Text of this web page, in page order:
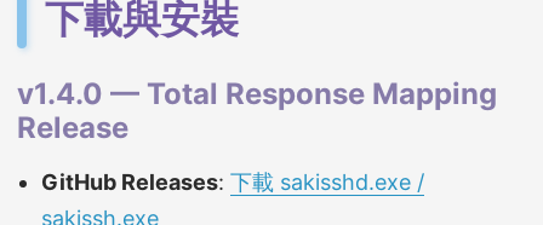
下載與安裝
v1.4.0 — Total Response Mapping
Release
GitHub Releases: 下載 sakisshd.exe /
sakissh.exe